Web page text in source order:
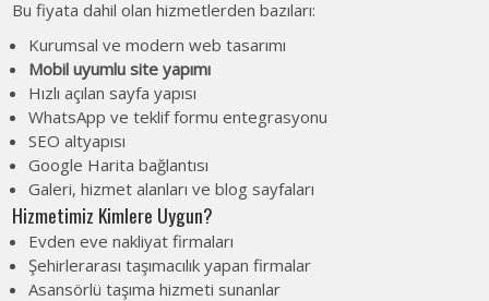
Bu fiyata dahil olan hizmetlerden bazıları:
Kurumsal ve modern web tasarımı
Mobil uyumlu site yapımı
Hızlı açılan sayfa yapısı
WhatsApp ve teklif formu entegrasyonu
SEO altyapısı
Google Harita bağlantısı
Galeri, hizmet alanları ve blog sayfaları
Hizmetimiz Kimlere Uygun?
Evden eve nakliyat firmaları
Şehirlerarası taşımacılık yapan firmalar
Asansörlü taşıma hizmeti sunanlar